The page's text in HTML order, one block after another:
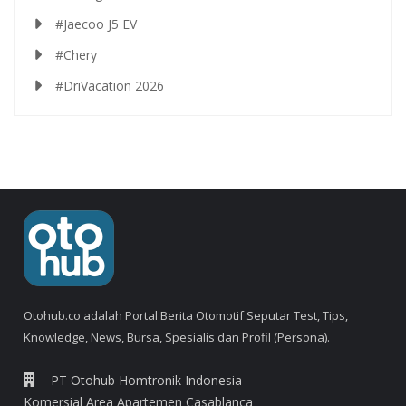
#Jaecoo J5 EV
#Chery
#DriVacation 2026
Otohub.co adalah Portal Berita Otomotif Seputar Test, Tips,
Knowledge, News, Bursa, Spesialis dan Profil (Persona).
PT Otohub Homtronik Indonesia
Komersial Area Apartemen Casablanca